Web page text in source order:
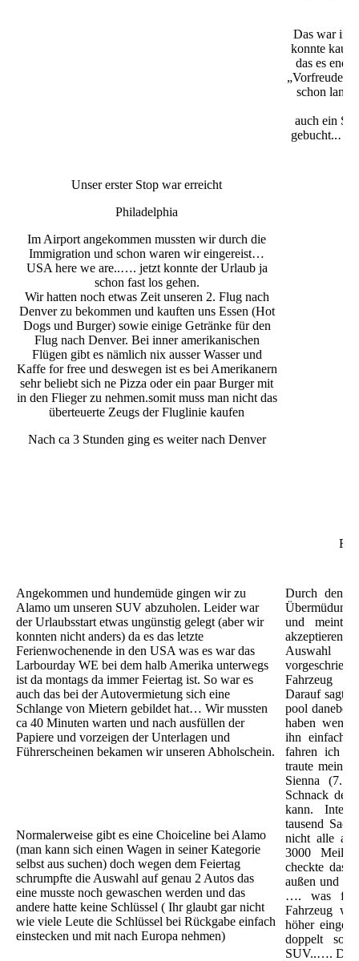
Das war im
konnte
das es
„Vorfreude“
schon
auch ein
gebucht..…
Unser erster Stop war erreicht
Philadelphia
Im Airport angekommen mussten wir durch die
Immigration und schon waren wir eingereist…
USA here we are..…. jetzt konnte der Urlaub ja
schon fast los gehen.
Wir hatten noch etwas Zeit unseren 2. Flug nach
Denver zu bekommen und kauften uns Essen (Hot
Dogs und Burger) sowie einige Getränke für den
Flug nach Denver. Bei inner amerikanischen
Flügen gibt es nämlich nix ausser Wasser und
Kaffe for free und deswegen ist es bei Amerikanern
sehr beliebt sich ne Pizza oder ein paar Burger mit
in den Flieger zu nehmen.somit muss man nicht das
überteuerte Zeugs der Fluglinie kaufen
Nach ca 3 Stunden ging es weiter nach Denver
Angekommen und hundemüde gingen wir zu
Alamo um unseren SUV abzuholen. Leider war
der Urlaubsstart etwas ungünstig gelegt (aber wir
konnten nicht anders) da es das letzte
Ferienwochenende in den USA was es war das
Larbourday WE bei dem halb Amerika unterwegs
ist da montags da immer Feiertag ist. So war es
auch das bei der Autovermietung sich eine
Schlange von Mietern gebildet hat… Wir mussten
ca 40 Minuten warten und nach ausfüllen der
Papiere und vorzeigen der Unterlagen und
Führerscheinen bekamen wir unseren Abholschein.
Normalerweise gibt es eine Choiceline bei Alamo
(man kann sich einen Wagen in seiner Kategorie
selbst aus suchen) doch wegen dem Feiertag
schrumpfte die Auswahl auf genau 2 Autos das
eine musste noch gewaschen werden und das
andere hatte keine Schlüssel ( Ihr glaubt gar nicht
wie viele Leute die Schlüssel bei Rückgabe einfach
einstecken und mit nach Europa nehmen)
Durch den
und
akzeptieren
Auswahl
Fahrzeug
Darauf sagte
pool daneben
haben wenn
ihn einfach
fahren ich
traute
Sienna (7.
Schnack
kann.
tausend
nicht alle
3000
checkte das
außen und
…. was für
Fahrzeug
höher
doppelt
SUV..….